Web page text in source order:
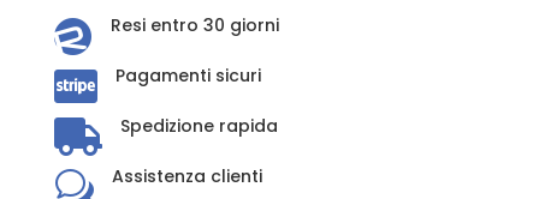
 Resi entro 30 giorni
 Pagamenti sicuri
 Spedizione rapida
w Assistenza clienti